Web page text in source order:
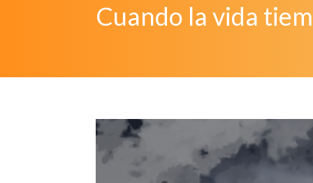
Cuando la vida